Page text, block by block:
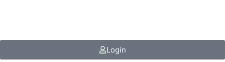
Login